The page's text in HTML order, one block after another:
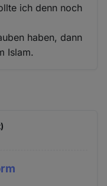
ich denn noch
haben, dann
Islam.